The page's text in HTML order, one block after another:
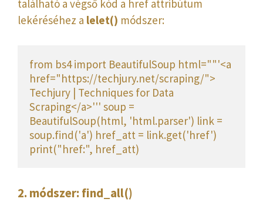
található a végső kód a href attribútum
lekéréséhez a lelet() módszer:
from bs4 import BeautifulSoup html=""'<a
href="https://techjury.net/scraping/">
Techjury | Techniques for Data
Scraping</a>''' soup =
BeautifulSoup(html, 'html.parser') link =
soup.find('a') href_att = link.get('href')
print("href:", href_att)
2. módszer: find_all()